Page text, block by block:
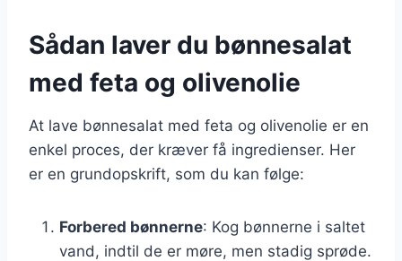
Sådan laver du bønnesalat
med feta og olivenolie
At lave bønnesalat med feta og olivenolie er en
enkel proces, der kræver få ingredienser. Her
er en grundopskrift, som du kan følge:
Forbered bønnerne: Kog bønnerne i saltet
vand, indtil de er møre, men stadig sprøde.